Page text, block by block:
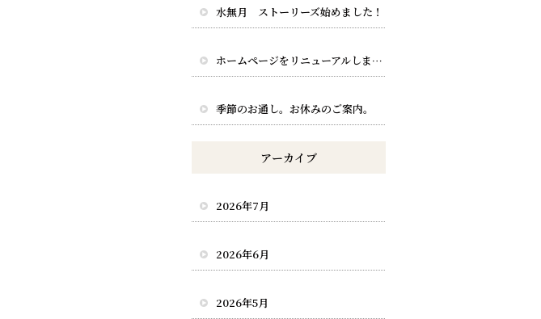
水無月 ストーリーズ始めました！
ホームページをリニューアルしました。
季節のお通し。お休みのご案内。
アーカイブ
2026年7月
2026年6月
2026年5月